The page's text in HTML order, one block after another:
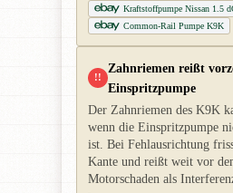
Kraftstoffpumpe Nissan 1.5
Common-Rail Pumpe K9K
!!
Zahnriemen reißt
Einspritzpumpe
Der Zahnriemen des K9K
wenn die Einspritzpumpe
ist. Bei Fehlausrichtung
Kante und reißt weit vor
Motorschaden als